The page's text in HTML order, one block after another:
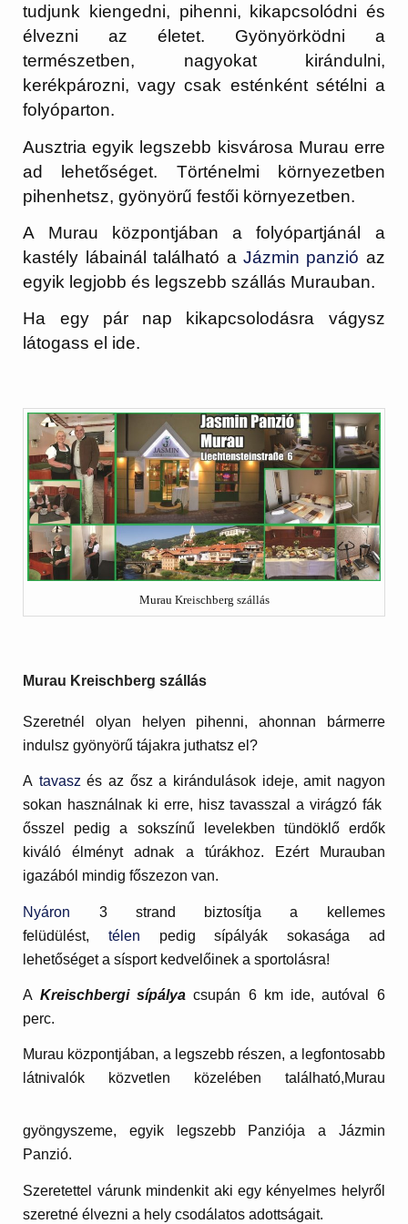
tudjunk kiengedni, pihenni, kikapcsolódni és
élvezni az életet. Gyönyörködni a
természetben, nagyokat kirándulni,
kerékpározni, vagy csak esténként sétélni a
folyóparton.
Ausztria egyik legszebb kisvárosa Murau erre
ad lehetőséget. Történelmi környezetben
pihenhetsz, gyönyörű festői környezetben.
A Murau központjában a folyópartjánál a
kastély lábainál található a Jázmin panzió az
egyik legjobb és legszebb szállás Murauban.
Ha egy pár nap kikapcsolodásra vágysz
látogass el ide.
Murau Kreischberg szállás
Murau Kreischberg szállás
Szeretnél olyan helyen pihenni, ahonnan bármerre
indulsz gyönyörű tájakra juthatsz el?
A tavasz és az ősz a kirándulások ideje, amit nagyon
sokan használnak ki erre, hisz tavasszal a virágzó fák
ősszel pedig a sokszínű levelekben tündöklő erdők
kiváló élményt adnak a túrákhoz. Ezért Murauban
igazából mindig főszezon van.
Nyáron 3 strand biztosítja a kellemes
felüdülést, télen pedig sípályák sokasága ad
lehetőséget a sísport kedvelőinek a sportolásra!
A Kreischbergi sípályacsupán 6 km ide, autóval 6
perc.
Murau központjában, a legszebb részen, a legfontosabb
látnivalók közvetlen közelében található,Murau
gyöngyszeme, egyik legszebb Panziója a Jázmin
Panzió.
Szeretettel várunk mindenkit aki egy kényelmes helyről
szeretné élvezni a hely csodálatos adottságait.